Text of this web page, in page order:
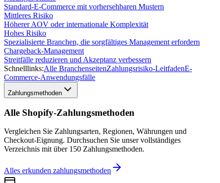
Standard-E-Commerce mit vorhersehbaren Mustern
Mittleres Risiko
Höherer AOV oder internationale Komplexität
Hohes Risiko
Spezialisierte Branchen, die sorgfältiges Management erfordern
Chargeback-Management
Streitfälle reduzieren und Akzeptanz verbessern
Schnelllinks:Alle BranchenseitenZahlungsrisiko-LeitfadenE-
Commerce-Anwendungsfälle
Zahlungsmethoden
Alle Shopify-Zahlungsmethoden
Vergleichen Sie Zahlungsarten, Regionen, Währungen und
Checkout-Eignung. Durchsuchen Sie unser vollständiges
Verzeichnis mit über 150 Zahlungsmethoden.
Alles erkunden zahlungsmethoden